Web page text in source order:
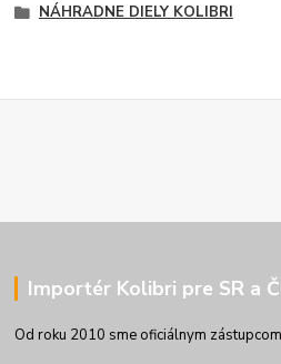
NÁHRADNE DIELY KOLIBRI
Importér Kolibri pre SR a
Od roku 2010 sme oficiálnym